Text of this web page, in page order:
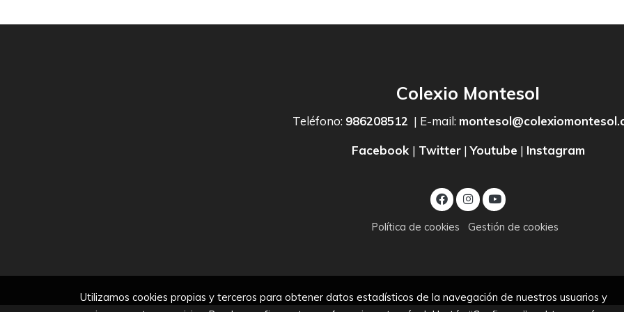
Colexio Montesol
Teléfono: 986208512 | E-mail:
Facebook | Twitter |Youtube | Instagram
Política de cookies Gestión de cookies
Utilizamos cookies propias y terceros para obtener datos estadísticos de la navegación de nuestros usuarios y